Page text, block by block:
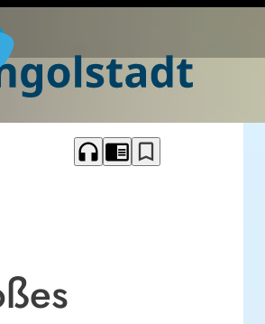
headphones chrome_reader_mode bookmark_border